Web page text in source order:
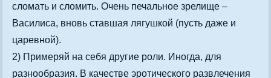
сломать и сломить. Очень печальное зрелище –
Василиса, вновь ставшая лягушкой (пусть даже и
царевной).
2) Примеряй на себя другие роли. Иногда, для
разнообразия. В качестве эротического развлечения